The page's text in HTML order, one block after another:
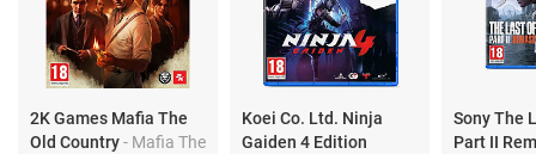
2K Games Mafia The
Old Country- Mafia The
Koei Co. Ltd. Ninja
Gaiden 4 Edition
Sony The
Part II